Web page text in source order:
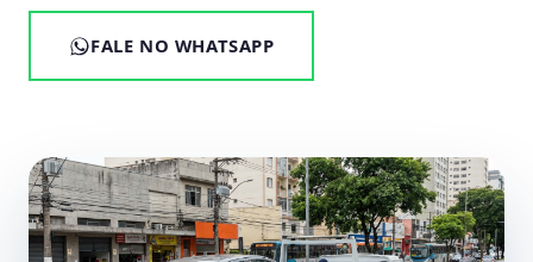
FALE NO WHATSAPP